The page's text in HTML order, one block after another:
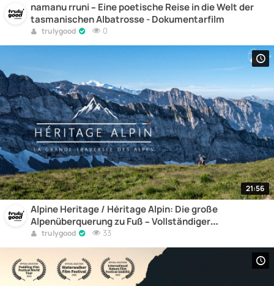
namanu rruni – Eine poetische Reise in die Welt der
tasmanischen Albatrosse - Dokumentarfilm
trulygood 0
21:56
Alpine Heritage / Héritage Alpin: Die große
Alpenüberquerung zu Fuß – Vollständiger
Dokumentarfilm online
trulygood 33